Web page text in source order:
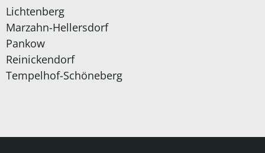
Lichtenberg
Marzahn-Hellersdorf
Pankow
Reinickendorf
Tempelhof-Schöneberg